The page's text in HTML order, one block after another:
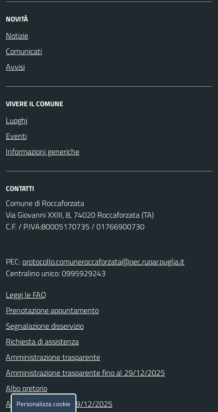
NOVITÀ
Notizie
Comunicati
Avvisi
VIVERE IL COMUNE
Luoghi
Eventi
Informazioni generiche
CONTATTI
Comune di Roccaforzata
Via Giovanni XXIII, 8, 74020 Roccaforzata (TA)
C.F. / P.IVA:80005170735 / 01766900730
PEC: protocollo.comuneroccaforzata@pec.rupar.puglia.it
Centralino unico: 0995929243
Leggi le FAQ
Prenotazione appuntamento
Segnalazione disservizio
Richiesta di assistenza
Amministrazione trasparente
Amministrazione trasparente fino al 29/12/2025
Albo pretorio
Albo Pretorio fino al 29/12/2025
Personalizza cookie